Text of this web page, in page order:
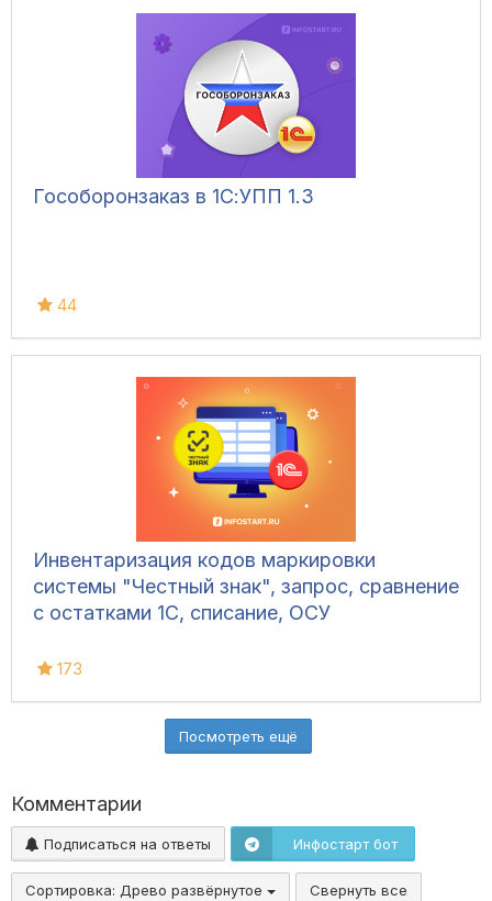
Гособоронзаказ в 1С:УПП 1.3
44
Инвентаризация кодов маркировки
системы "Честный знак", запрос, сравнение
с остатками 1С, списание, ОСУ
173
Посмотреть ещё
Комментарии
Подписаться на ответы Инфостарт бот
Сортировка: Древо развёрнутое Свернуть все